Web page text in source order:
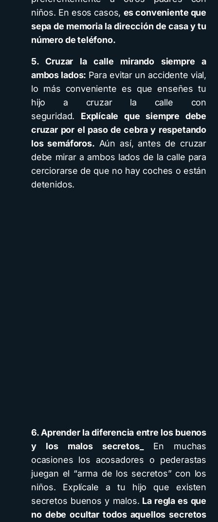
niños. En esos casos, es conveniente que
sepa de memoria la dirección de casa y tu
número de teléfono.
5. Cruzar la calle mirando siempre a
ambos lados: Para evitar un accidente vial,
lo más conveniente es que enseñes tu
hijo a cruzar la calle con
seguridad. Explícale que siempre debe
cruzar por el paso de cebra y respetando
los semáforos. Aún así, antes de cruzar
debe mirar a ambos lados de la calle para
cerciorarse de que no hay coches o están
detenidos.
6. Aprender la diferencia entre los buenos
y los malos secretos_ En muchas
ocasiones los acosadores o pederastas
juegan el “arma de los secretos” con los
niños. Explícale a tu hijo que existen
secretos buenos y malos. La regla es que
no debe ocultar todos aquellos secretos